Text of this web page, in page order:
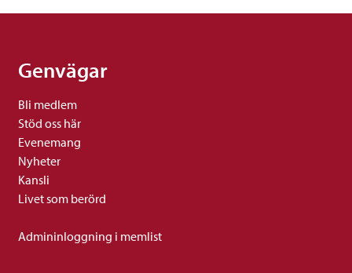
Genvägar
Bli medlem
Stöd oss här
Evenemang
Nyheter
Kansli
Livet som berörd
Admininloggning i memlist